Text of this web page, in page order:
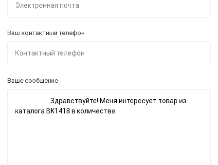
Ваш контактный телефон
Ваше сообщение